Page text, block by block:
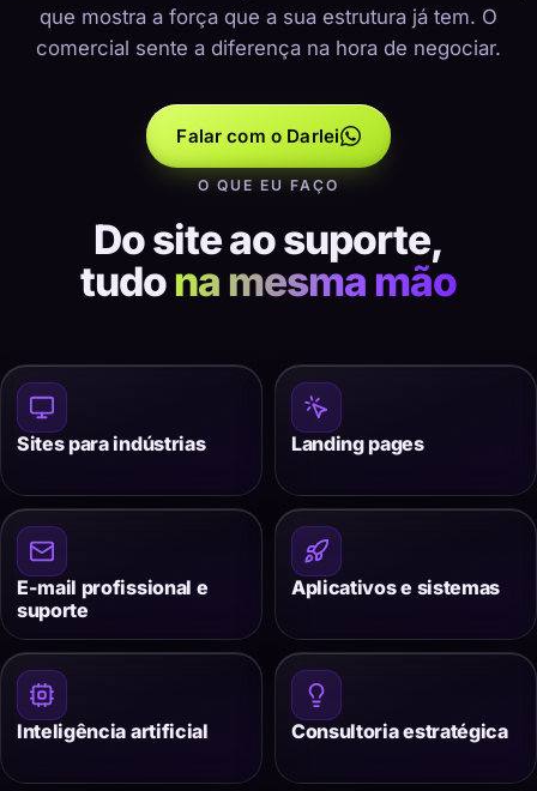
que mostra a força que a sua estrutura já tem. O
comercial sente a diferença na hora de negociar.
Falar com o Darlei
O QUE EU FAÇO
Do site ao suporte,
tudona mesma mão
Sites para indústrias Landing pages
E-mail profissional e
suporte
Aplicativos e sistemas
Inteligência artificial Consultoria estratégica